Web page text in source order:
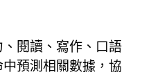
閱讀、寫作、口語
預測相關數據，協